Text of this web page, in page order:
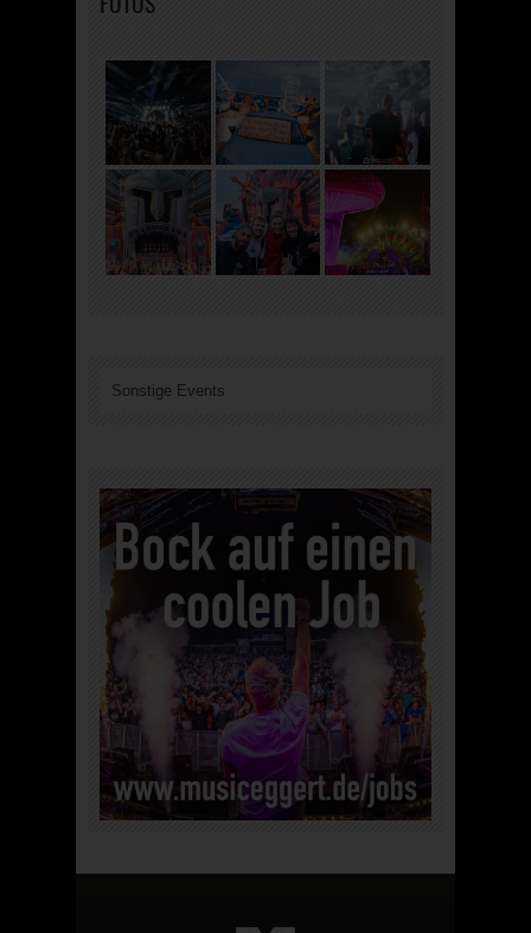
Sonstige Events